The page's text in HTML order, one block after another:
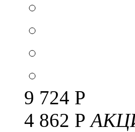
9 724 Р
4 862 Р